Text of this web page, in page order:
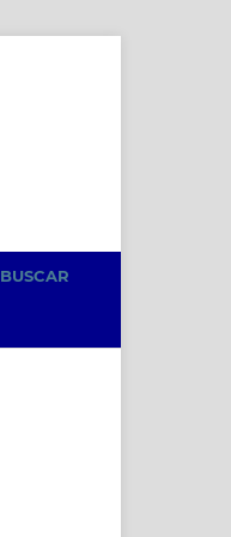
BUSCAR